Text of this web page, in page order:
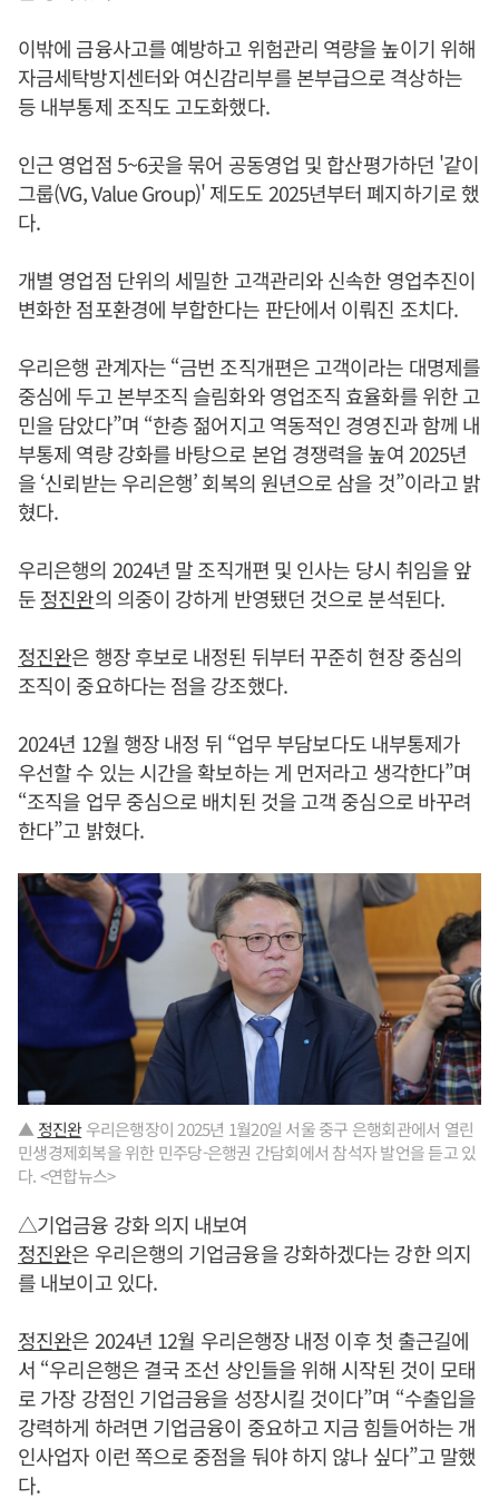
이밖에 금융사고를 예방하고 위험관리 역량을 높이기 위해
자금세탁방지센터와 여신감리부를 본부급으로 격상하는
등 내부통제 조직도 고도화했다.
인근 영업점 5~6곳을 묶어 공동영업 및 합산평가하던 '같이
그룹(VG, Value Group)' 제도도 2025년부터 폐지하기로 했
다.
개별 영업점 단위의 세밀한 고객관리와 신속한 영업추진이
변화한 점포환경에 부합한다는 판단에서 이뤄진 조치다.
우리은행 관계자는 “금번 조직개편은 고객이라는 대명제를
중심에 두고 본부조직 슬림화와 영업조직 효율화를 위한 고
민을 담았다”며 “한층 젊어지고 역동적인 경영진과 함께 내
부통제 역량 강화를 바탕으로 본업 경쟁력을 높여 2025년
을 ‘신뢰받는 우리은행’ 회복의 원년으로 삼을 것”이라고 밝
혔다.
우리은행의 2024년 말 조직개편 및 인사는 당시 취임을 앞
둔정진완의 의중이 강하게 반영됐던 것으로 분석된다.
정진완은 행장 후보로 내정된 뒤부터 꾸준히 현장 중심의
조직이 중요하다는 점을 강조했다.
2024년 12월 행장 내정 뒤 “업무 부담보다도 내부통제가
우선할 수 있는 시간을 확보하는 게 먼저라고 생각한다”며
“조직을 업무 중심으로 배치된 것을 고객 중심으로 바꾸려
한다”고 밝혔다.
▲ 정진완우리은행장이 2025년 1월20일 서울 중구 은행회관에서 열린
민생경제회복을 위한 민주당-은행권 간담회에서 참석자 발언을 듣고 있
다. <연합뉴스>
△기업금융 강화 의지 내보여
정진완은 우리은행의 기업금융을 강화하겠다는 강한 의지
를 내보이고 있다.
정진완은 2024년 12월 우리은행장 내정 이후 첫 출근길에
서 “우리은행은 결국 조선 상인들을 위해 시작된 것이 모태
로 가장 강점인 기업금융을 성장시킬 것이다”며 “수출입을
강력하게 하려면 기업금융이 중요하고 지금 힘들어하는 개
인사업자 이런 쪽으로 중점을 둬야 하지 않나 싶다”고 말했
다.